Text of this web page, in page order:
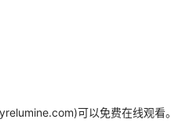
可以免费在线观看。